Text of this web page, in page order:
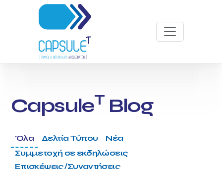
CapsuleT Blog
Όλα Δελτία Τύπου
Νέα
Συμμετοχή σε εκδηλώσεις
Επισκέψεις/Συναντήσεις